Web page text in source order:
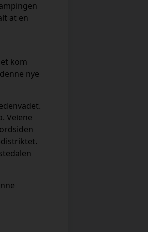
at en
kom
nye
Veiene
distriktet.